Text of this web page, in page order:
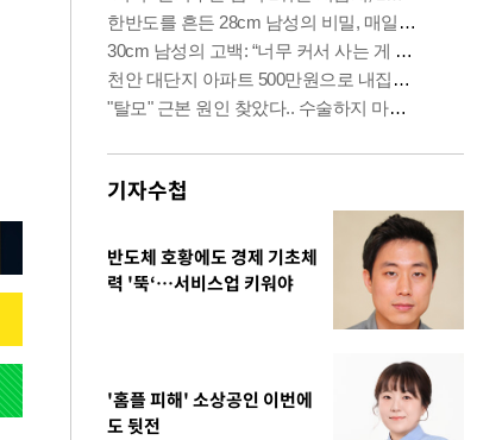
기자수첩
반도체 호황에도 경제 기초체
력 '뚝‘…서비스업 키워야
'홈플 피해' 소상공인 이번에
도 뒷전